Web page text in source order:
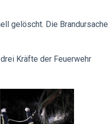
gelöscht. Die Brandursache
Kräfte der Feuerwehr